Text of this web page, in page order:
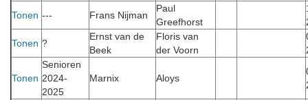
Tonen --- Frans Nijman
Paul
Greefhorst
Tonen ?
Ernst van de
Beek
Floris van
der Voorn
Tonen
Senioren
2024-
2025
Marnix Aloys